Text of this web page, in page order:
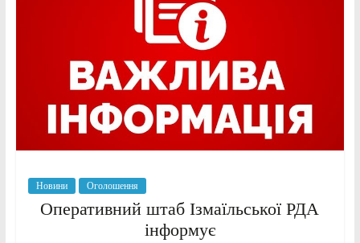
Новини Оголошення
Оперативний штаб Ізмаїльської РДА
інформує